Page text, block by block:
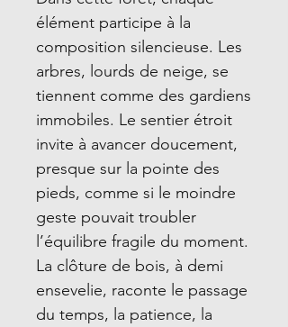
élément participe à la
composition silencieuse. Les
arbres, lourds de neige, se
tiennent comme des gardiens
immobiles. Le sentier étroit
invite à avancer doucement,
presque sur la pointe des
pieds, comme si le moindre
geste pouvait troubler
l’équilibre fragile du moment.
La clôture de bois, à demi
ensevelie, raconte le passage
du temps, la patience, la